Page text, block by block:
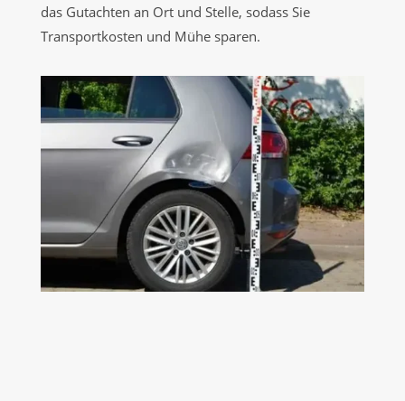
das Gutachten an Ort und Stelle, sodass Sie
Transportkosten und Mühe sparen.